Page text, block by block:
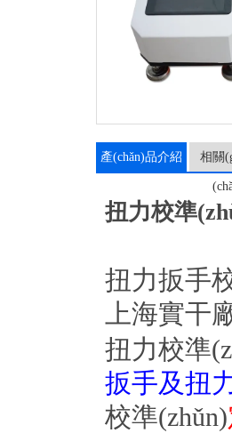
產(chǎn)品介紹 相關
扭力校準
扭力扳手
上海實干
扭力校準
扳手及扭
校準(zhǔn)